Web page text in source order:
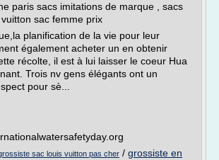
paris sacs imitations de marque , sacs
sac femme prix
planification de la vie pour leur
également acheter un en obtenir
récolte, il est à lui laisser le coeur Hua
Trois nv gens élégants ont un
pour sè...
sac louis vuitton pas cher / grossiste en